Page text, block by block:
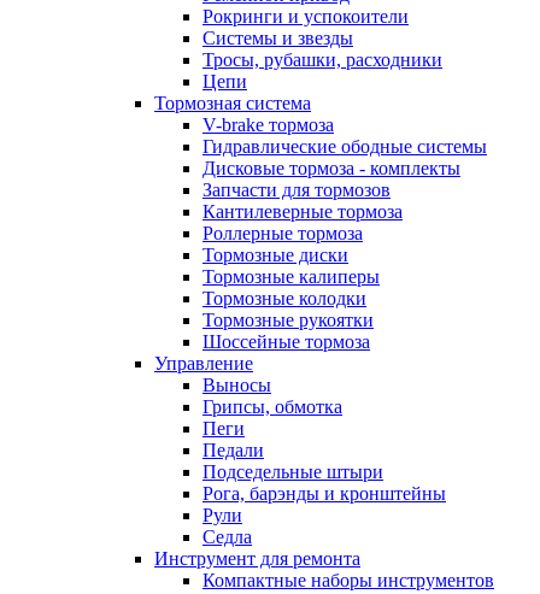
Рокринги и успокоители
Системы и звезды
Тросы, рубашки, расходники
Цепи
Тормозная система
V-brake тормоза
Гидравлические ободные системы
Дисковые тормоза - комплекты
Запчасти для тормозов
Кантилеверные тормоза
Роллерные тормоза
Тормозные диски
Тормозные калиперы
Тормозные колодки
Тормозные рукоятки
Шоссейные тормоза
Управление
Выносы
Грипсы, обмотка
Пеги
Педали
Подседельные штыри
Рога, барэнды и кронштейны
Рули
Седла
Инструмент для ремонта
Компактные наборы инструментов